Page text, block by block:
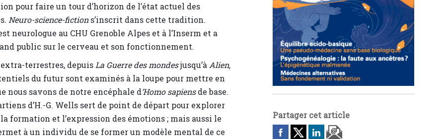
pour faire un tour d’horizon de l’état actuel des
Neuro-science-fictions’inscrit dans cette tradition.
neurologue au CHU Grenoble Alpes et à l’Inserm et a
public sur le cerveau et son fonctionnement.
terrestres, depuisLa Guerre des mondesjusqu’àAlien,
du futur sont examinés à la loupe pour mettre en
nous savons de notre encéphale d’Homo sapiensde base.
d’H.-G. Wells sert de point de départ pour explorer
formation et l’expression des émotions ; mais aussi le
à un individu de se former un modèle mental de ce
Partager cet article